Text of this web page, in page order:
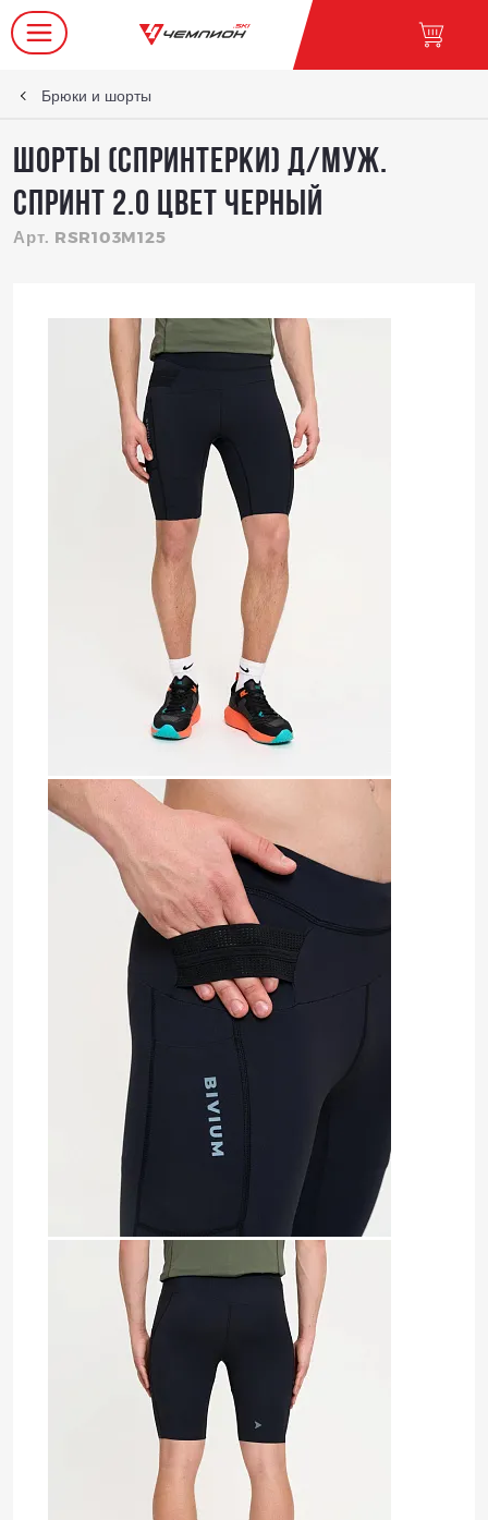
Брюки и шорты
Шорты (спринтерки) д/муж.
Спринт 2.0 цвет черный
Арт. RSR103M125